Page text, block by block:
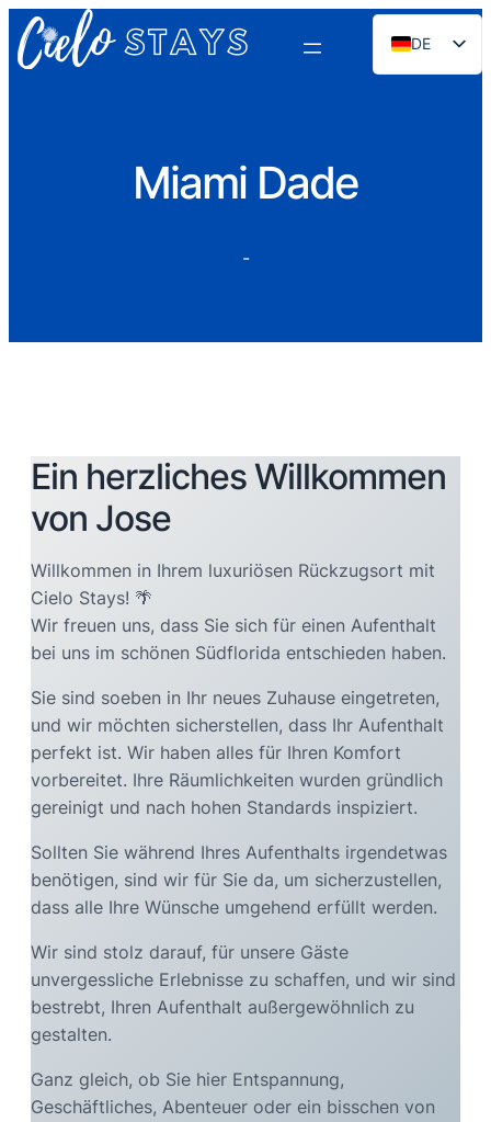
DE
EN
Miami Dade
-
Ein herzliches Willkommen
von Jose
Willkommen in Ihrem luxuriösen Rückzugsort mit
Cielo Stays! 🌴
Wir freuen uns, dass Sie sich für einen Aufenthalt
bei uns im schönen Südflorida entschieden haben.
Sie sind soeben in Ihr neues Zuhause eingetreten,
und wir möchten sicherstellen, dass Ihr Aufenthalt
perfekt ist. Wir haben alles für Ihren Komfort
vorbereitet. Ihre Räumlichkeiten wurden gründlich
gereinigt und nach hohen Standards inspiziert.
Sollten Sie während Ihres Aufenthalts irgendetwas
benötigen, sind wir für Sie da, um sicherzustellen,
dass alle Ihre Wünsche umgehend erfüllt werden.
Wir sind stolz darauf, für unsere Gäste
unvergessliche Erlebnisse zu schaffen, und wir sind
bestrebt, Ihren Aufenthalt außergewöhnlich zu
gestalten.
Ganz gleich, ob Sie hier Entspannung,
Geschäftliches, Abenteuer oder ein bisschen von